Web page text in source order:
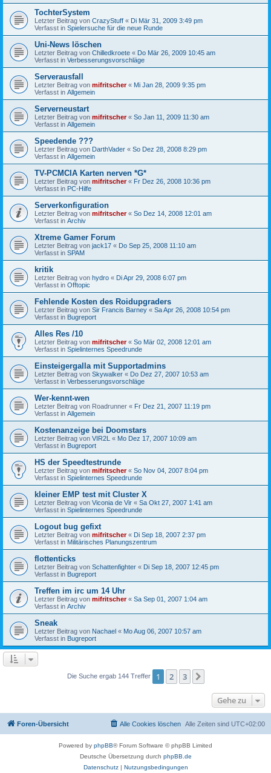
TochterSystem
Letzter Beitrag von CrazyStuff « Di Mär 31, 2009 3:49 pm
Verfasst in Spielersuche für die neue Runde
Uni-News löschen
Letzter Beitrag von Chilledkroete « Do Mär 26, 2009 10:45 am
Verfasst in Verbesserungsvorschläge
Serverausfall
Letzter Beitrag von mifritscher« Mi Jan 28, 2009 9:35 pm
Verfasst in Allgemein
Serverneustart
Letzter Beitrag von mifritscher« So Jan 11, 2009 11:30 am
Verfasst in Allgemein
Speedende ???
Letzter Beitrag von DarthVader « So Dez 28, 2008 8:29 pm
Verfasst in Allgemein
TV-PCMCIA Karten nerven *G*
Letzter Beitrag von mifritscher« Fr Dez 26, 2008 10:36 pm
Verfasst in PC-Hilfe
Serverkonfiguration
Letzter Beitrag von mifritscher« So Dez 14, 2008 12:01 am
Verfasst in Archiv
Xtreme Gamer Forum
Letzter Beitrag von jack17 « Do Sep 25, 2008 11:10 am
Verfasst in SPAM
kritik
Letzter Beitrag von hydro « Di Apr 29, 2008 6:07 pm
Verfasst in Offtopic
Fehlende Kosten des Roidupgraders
Letzter Beitrag von Sir Francis Barney « Sa Apr 26, 2008 10:54 pm
Verfasst in Bugreport
Alles Res /10
Letzter Beitrag von mifritscher« So Mär 02, 2008 12:01 am
Verfasst in Spielinternes Speedrunde
Einsteigergalla mit Supportadmins
Letzter Beitrag von Skywalker « Do Dez 27, 2007 10:53 am
Verfasst in Verbesserungsvorschläge
Wer-kennt-wen
Letzter Beitrag von Roadrunner « Fr Dez 21, 2007 11:19 pm
Verfasst in Allgemein
Kostenanzeige bei Doomstars
Letzter Beitrag von VIR2L « Mo Dez 17, 2007 10:09 am
Verfasst in Bugreport
HS der Speedtestrunde
Letzter Beitrag von mifritscher« So Nov 04, 2007 8:04 pm
Verfasst in Spielinternes Speedrunde
kleiner EMP test mit Cluster X
Letzter Beitrag von Viconia de Vir « Sa Okt 27, 2007 1:41 am
Verfasst in Spielinternes Speedrunde
Logout bug gefixt
Letzter Beitrag von mifritscher« Di Sep 18, 2007 2:37 pm
Verfasst in Militärisches Planungszentrum
flottenticks
Letzter Beitrag von Schattenfighter « Di Sep 18, 2007 12:45 pm
Verfasst in Bugreport
Treffen im irc um 14 Uhr
Letzter Beitrag von mifritscher« Sa Sep 01, 2007 1:04 am
Verfasst in Archiv
Sneak
Letzter Beitrag von Nachael « Mo Aug 06, 2007 10:57 am
Verfasst in Bugreport
Die Suche ergab 144 Treffer 1 2 3
Gehe zu
Foren-Übersicht Alle Zeiten sind UTC+02:00
Alle Cookies löschen
Powered by phpBB® Forum Software © phpBB Limited
Deutsche Übersetzung durch phpBB.de
Datenschutz| Nutzungsbedingungen